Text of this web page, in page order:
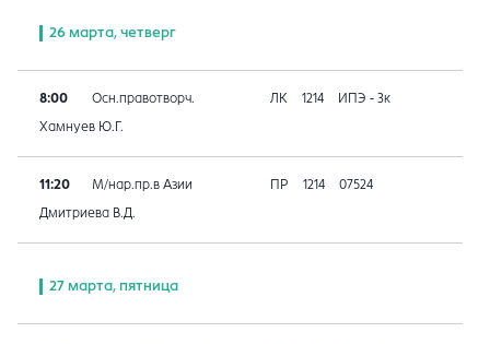
26 марта, четверг
8:00 Осн.правотворч. ЛК 1214 ИПЭ - 3к
Хамнуев Ю.Г.
11:20 М/нар.пр.в Азии ПР 1214 07524
Дмитриева В.Д.
27 марта, пятница